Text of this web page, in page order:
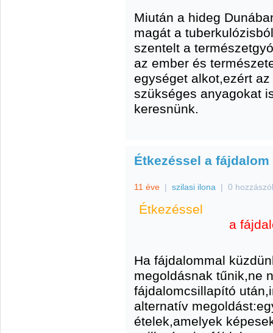
Miután a hideg
magát a
szentelt a
az ember és
egységet alkot,ezért
szükséges anyagokat
keresnünk.
Étkezéssel a fájdalom
11 éve | szilasi ilona | 0
Étkezéssel
a
Ha fájdalommal
megoldásnak tűnik,ne
fájdalomcsillapító
alternatív
ételek,amelyek